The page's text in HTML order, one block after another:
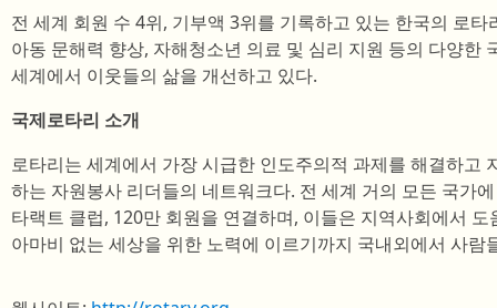
전 세계 회원 수 4위, 기부액 3위를 기록하고 있는 한국의 로
아동 문해력 향상, 자해청소년 의료 및 심리 지원 등의 다양한
세계에서 이웃들의 삶을 개선하고 있다.
국제로타리 소개
로타리는 세계에서 가장 시급한 인도주의적 과제를 해결하고
하는 자원봉사 리더들의 네트워크다. 전 세계 거의 모든 국가
타랙트 클럽, 120만 회원을 연결하며, 이들은 지역사회에서
아마비 없는 세상을 위한 노력에 이르기까지 국내외에서 사람